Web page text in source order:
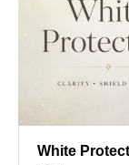
White